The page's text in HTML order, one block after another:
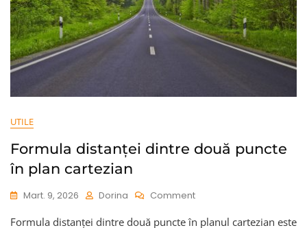
UTILE
Formula distanței dintre două puncte
în plan cartezian
Mart. 9, 2026 Dorina CommentOn
Distanței
Formula distanței dintre două puncte în planul cartezian este